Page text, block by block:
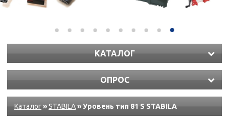
КАТАЛОГ
ОПРОС
Каталог»STABILA» Уровень тип 81 S STABILA